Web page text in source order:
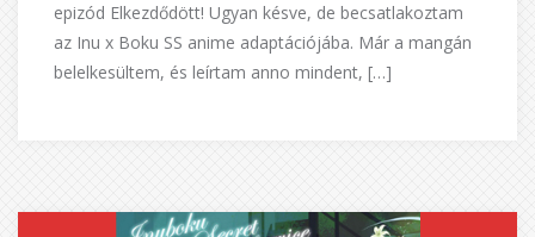
epizód Elkezdődött! Ugyan késve, de becsatlakoztam
az Inu x Boku SS anime adaptációjába. Már a mangán
belelkesültem, és leírtam anno mindent, […]